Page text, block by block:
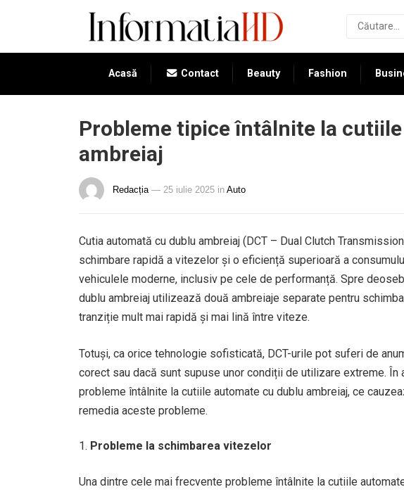
Acasă Contact Beauty Fashion
Probleme tipice întâlnite la
ambreiaj
Redacția — 25 iulie 2025 in Auto
Cutia automată cu dublu ambreiaj (DCT – Dual Clutch
schimbare rapidă a vitezelor și o eficiență superioară a
vehiculele moderne, inclusiv pe cele de performanță. Spre
dublu ambreiaj utilizează două ambreiaje separate pentru
tranziție mult mai rapidă și mai lină între viteze.
Totuși, ca orice tehnologie sofisticată, DCT-urile pot suferi de
corect sau dacă sunt supuse unor condiții de utilizare extreme.
probleme întâlnite la cutiile automate cu dublu ambreiaj, ce
remedia aceste probleme.
Probleme la schimbarea vitezelor
Una dintre cele mai frecvente probleme întâlnite la cutiile